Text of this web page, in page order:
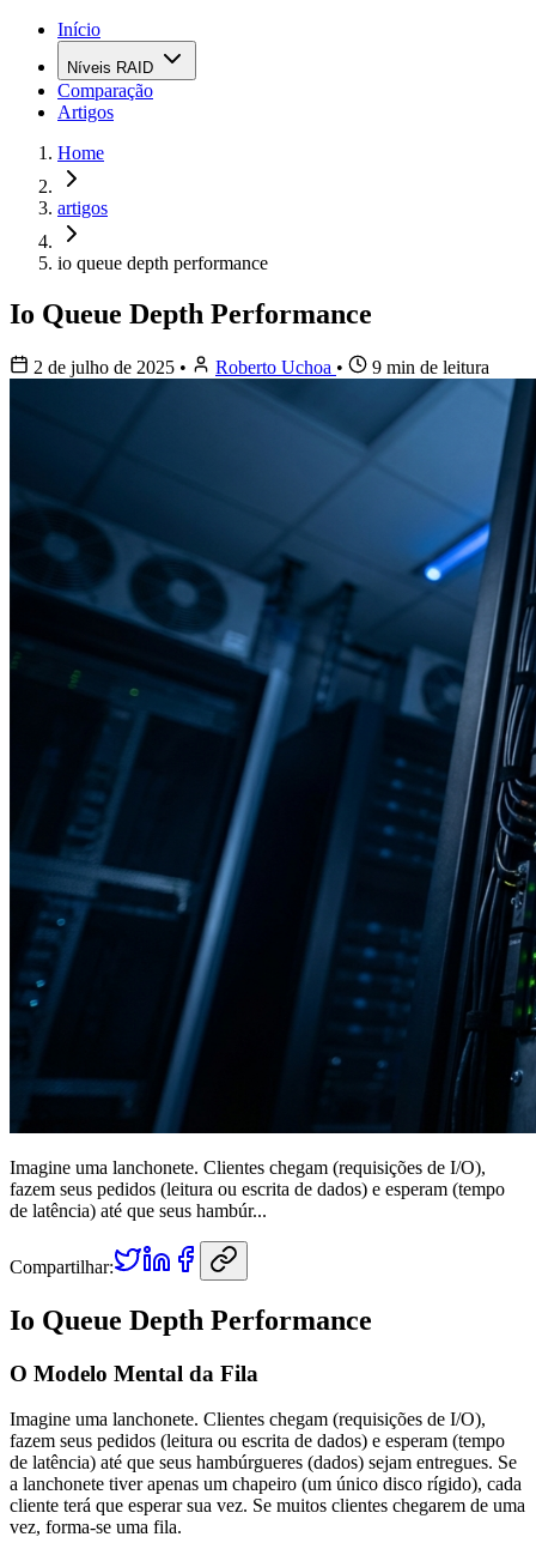
Início
Níveis RAID
Comparação
Artigos
Home
artigos
io queue depth performance
Io Queue Depth Performance
2 de julho de 2025 • Roberto Uchoa • 9 min de leitura
Imagine uma lanchonete. Clientes chegam (requisições de I/O),
fazem seus pedidos (leitura ou escrita de dados) e esperam (tempo
de latência) até que seus hambúr...
Compartilhar:
Io Queue Depth Performance
O Modelo Mental da Fila
Imagine uma lanchonete. Clientes chegam (requisições de I/O),
fazem seus pedidos (leitura ou escrita de dados) e esperam (tempo
de latência) até que seus hambúrgueres (dados) sejam entregues. Se
a lanchonete tiver apenas um chapeiro (um único disco rígido), cada
cliente terá que esperar sua vez. Se muitos clientes chegarem de uma
vez, forma-se uma fila.